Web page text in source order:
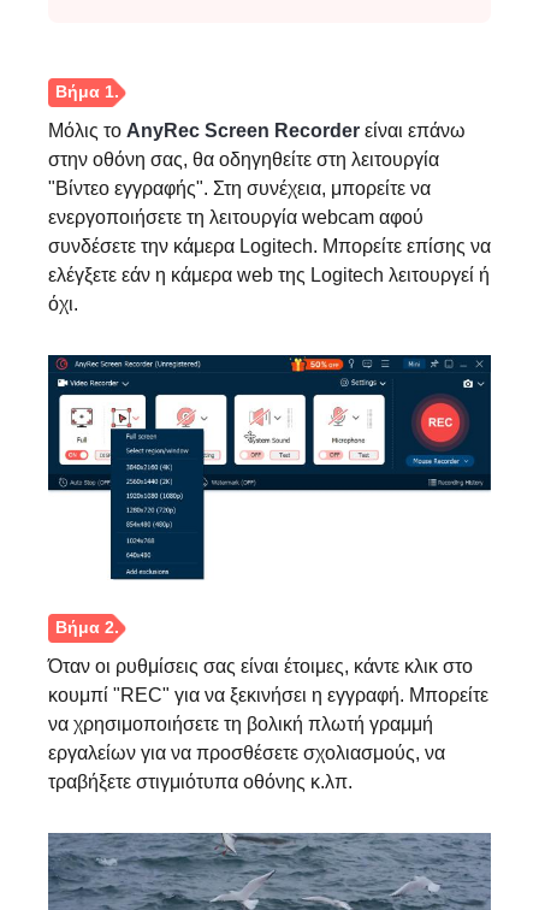
Μόλις το AnyRec Screen Recorder είναι επάνω
στην οθόνη σας, θα οδηγηθείτε στη λειτουργία
"Βίντεο εγγραφής". Στη συνέχεια, μπορείτε να
ενεργοποιήσετε τη λειτουργία webcam αφού
συνδέσετε την κάμερα Logitech. Μπορείτε επίσης να
ελέγξετε εάν η κάμερα web της Logitech λειτουργεί ή
όχι.
Όταν οι ρυθμίσεις σας είναι έτοιμες, κάντε κλικ στο
κουμπί "REC" για να ξεκινήσει η εγγραφή. Μπορείτε
να χρησιμοποιήσετε τη βολική πλωτή γραμμή
εργαλείων για να προσθέσετε σχολιασμούς, να
τραβήξετε στιγμιότυπα οθόνης κ.λπ.